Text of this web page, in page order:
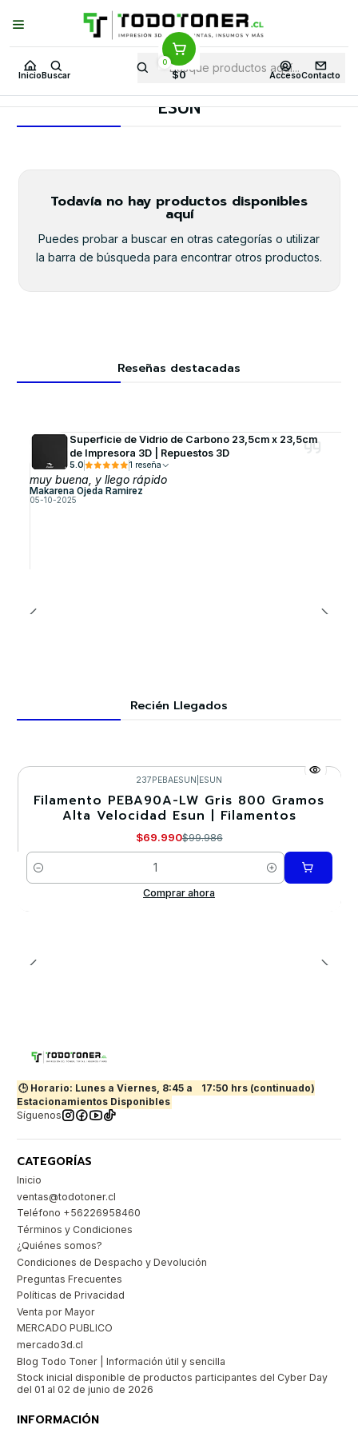
Inicio Buscar
0
$0 AccesoContacto
Puedes Elegir: Comprar enTienda· Despachoa Todo Chile · Retiro en
Tienda en24 Horas
Inicio Todo 3D FILAMENTOS TODO PLA
PLA FLEXIBLE DURO ( PLA ST) ESUN
ESUN
Todavía no hay productos disponibles
aquí
Puedes probar a buscar en otras categorías o utilizar
la barra de búsqueda para encontrar otros productos.
Reseñas destacadas
Superficie de Vidrio de Carbono 23,5cm x 23,5cm
de Impresora 3D | Repuestos 3D
5.0 1 reseña
muy buena, y llego rápido
Makarena Ojeda Ramirez
05-10-2025
Recién Llegados
-30%
237PEBAESUN ESUN
Filamento PEBA90A-LW Gris 800 Gramos
Alta Velocidad Esun | Filamentos
$69.990$99.986
Cantidad
Comprar ahora
🕒 Horario: Lunes a Viernes, 8:45 a
17:50 hrs (continuado)
Estacionamientos Disponibles
Síguenos
CATEGORÍAS
Inicio
ventas@todotoner.cl
Teléfono +56226958460
Términos y Condiciones
¿Quiénes somos?
Condiciones de Despacho y Devolución
Preguntas Frecuentes
Políticas de Privacidad
Venta por Mayor
MERCADO PUBLICO
mercado3d.cl
Blog Todo Toner | Información útil y sencilla
Stock inicial disponible de productos participantes del Cyber Day
del 01 al 02 de junio de 2026
INFORMACIÓN